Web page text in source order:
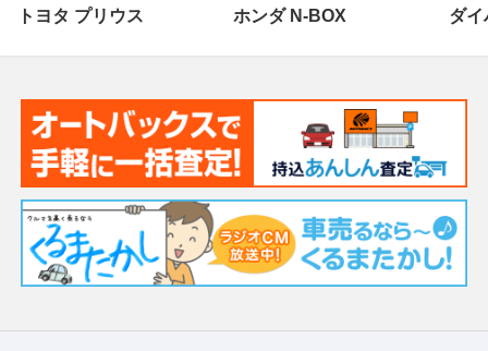
トヨタ プリウス ホンダ N-BOX ダイ